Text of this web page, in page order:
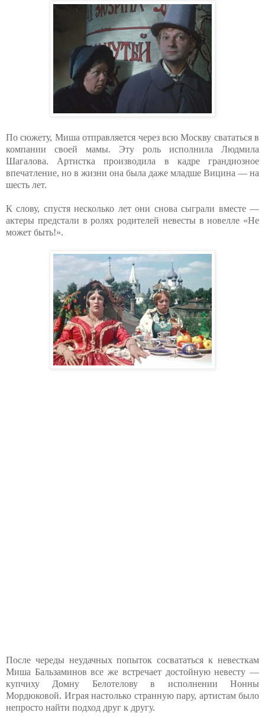
По сюжету, Миша отправляется через всю Москву свататься в
компании своей мамы. Эту роль исполнила Людмила
Шагалова. Артистка производила в кадре грандиозное
впечатление, но в жизни она была даже младше Вицина — на
шесть лет.
К слову, спустя несколько лет они снова сыграли вместе —
актеры предстали в ролях родителей невесты в новелле «Не
может быть!».
После череды неудачных попыток сосвататься к невесткам
Миша Бальзаминов все же встречает достойную невесту —
купчиху Домну Белотелову в исполнении Нонны
Мордюковой. Играя настолько странную пару, артистам было
непросто найти подход друг к другу.